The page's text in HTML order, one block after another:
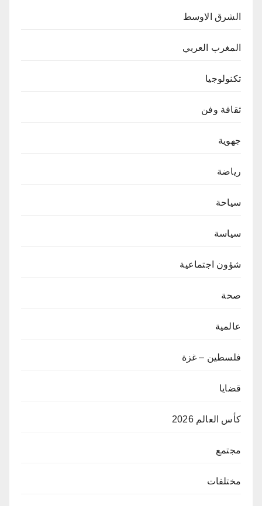
الشرق الاوسط
المغرب العربي
تكنولوجيا
ثقافة وفن
جهوية
رياضة
سياحة
سياسة
شؤون اجتماعية
صحة
عالمية
فلسطين – غزة
قضايا
كأس العالم 2026
مجتمع
مختلفات